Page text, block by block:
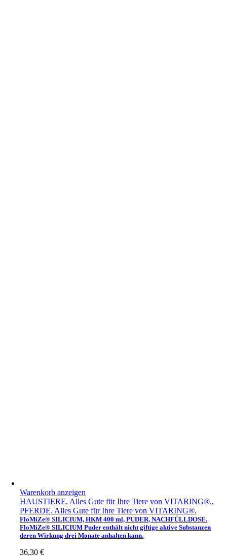
Warenkorb anzeigen
HAUSTIERE. Alles Gute für Ihre Tiere von VITARING®.,
PFERDE. Alles Gute für Ihre Tiere von VITARING®.
FloMiZe® SILICIUM, HKM 400 ml, PUDER, NACHFÜLLDOSE.
FloMiZe® SILICIUM Puder enthält nicht giftige aktive Substanzen
deren Wirkung drei Monate anhalten kann.
36,30€